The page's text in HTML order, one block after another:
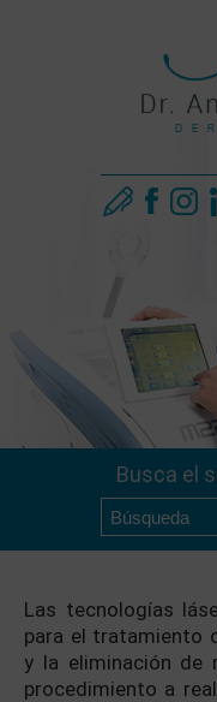
Busca el
Las tecnologías
para el tratamiento
y la eliminación de
procedimiento a